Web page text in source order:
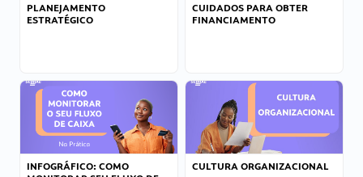
PLANEJAMENTO
ESTRATÉGICO
CUIDADOS PARA OBTER
FINANCIAMENTO
INFOGRÁFICO: COMO
CULTURA ORGANIZACIONAL